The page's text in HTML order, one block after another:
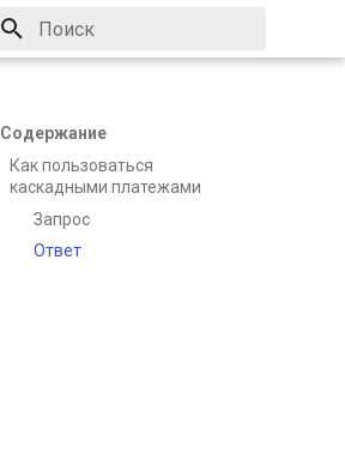
Содержание
Как пользоваться
каскадными платежами
Запрос
Ответ